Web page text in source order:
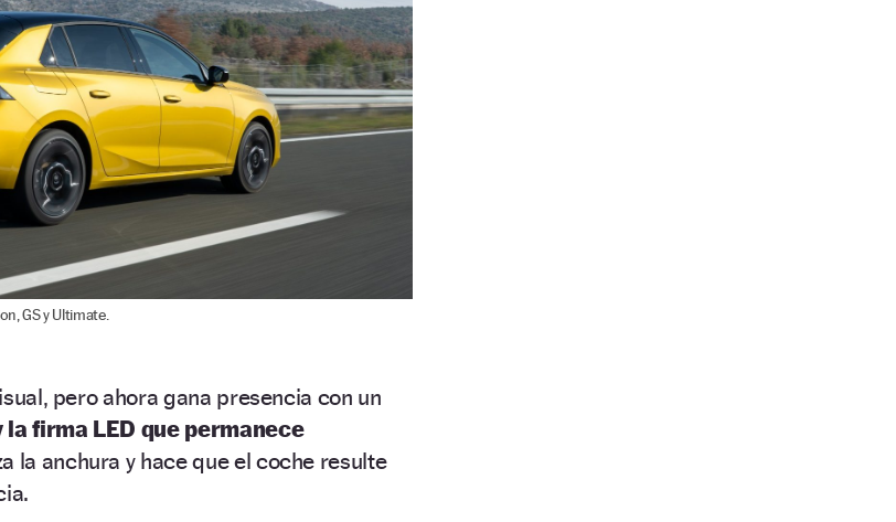
GS y Ultimate.
pero ahora gana presencia con un
firma LED que permanece
la anchura y hace que el coche resulte